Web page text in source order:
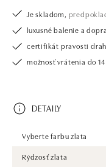
Je skladom,
luxusné balenie a
certifikát pravosti
možnosť vrátenia do
DETAILY
Vyberte farbu zlata
Rýdzosť zlata